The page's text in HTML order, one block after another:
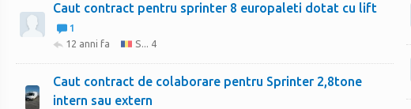
Caut contract pentru sprinter 8 europaleti dotat cu lift
1
12 anni fa
S... 4
Caut contract de colaborare pentru Sprinter 2,8tone
intern sau extern